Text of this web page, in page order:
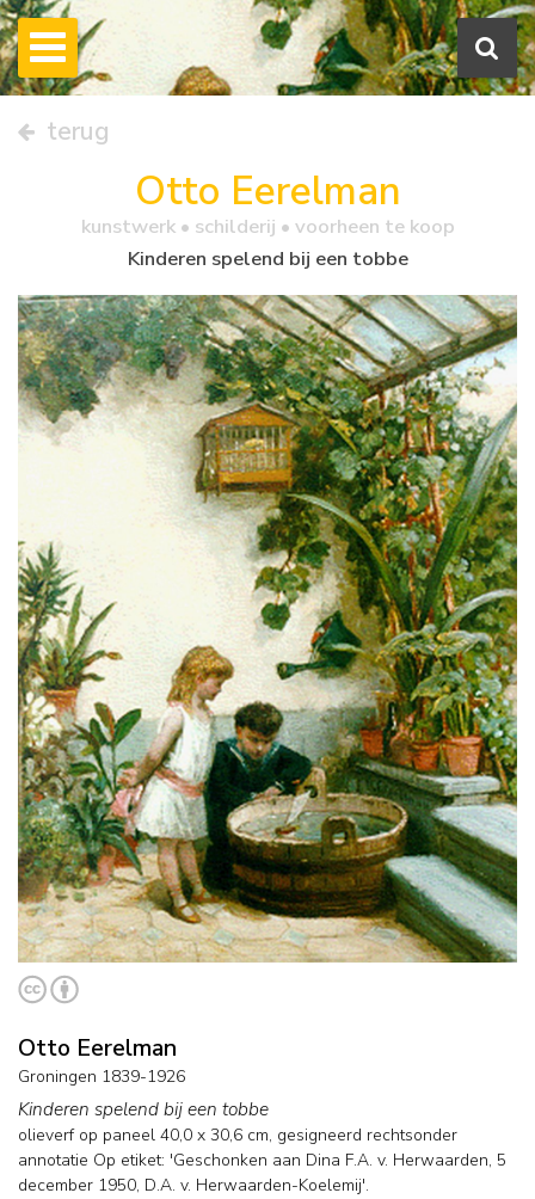
terug
Otto Eerelman
kunstwerk • schilderij • voorheen te koop
Kinderen spelend bij een tobbe
Otto Eerelman
Groningen 1839-1926
Kinderen spelend bij een tobbe
olieverf op paneel 40,0 x 30,6 cm, gesigneerd rechtsonder
annotatie Op etiket: 'Geschonken aan Dina F.A. v. Herwaarden, 5
december 1950, D.A. v. Herwaarden-Koelemij'.